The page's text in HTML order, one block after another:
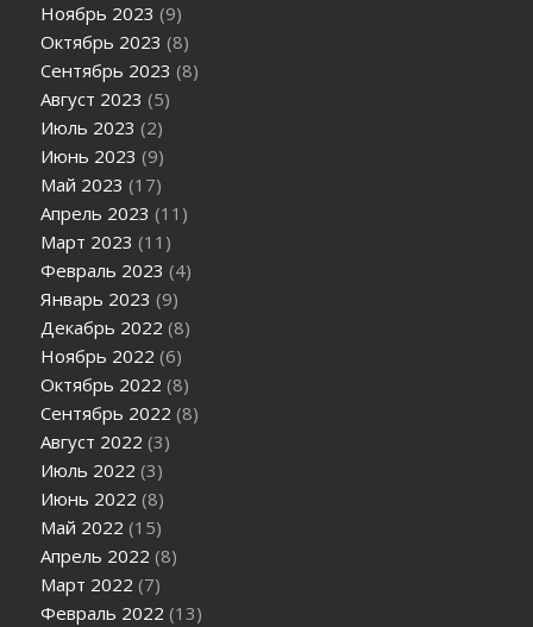
Ноябрь 2023 (9)
Октябрь 2023 (8)
Сентябрь 2023 (8)
Август 2023 (5)
Июль 2023 (2)
Июнь 2023 (9)
Май 2023 (17)
Апрель 2023 (11)
Март 2023 (11)
Февраль 2023 (4)
Январь 2023 (9)
Декабрь 2022 (8)
Ноябрь 2022 (6)
Октябрь 2022 (8)
Сентябрь 2022 (8)
Август 2022 (3)
Июль 2022 (3)
Июнь 2022 (8)
Май 2022 (15)
Апрель 2022 (8)
Март 2022 (7)
Февраль 2022 (13)